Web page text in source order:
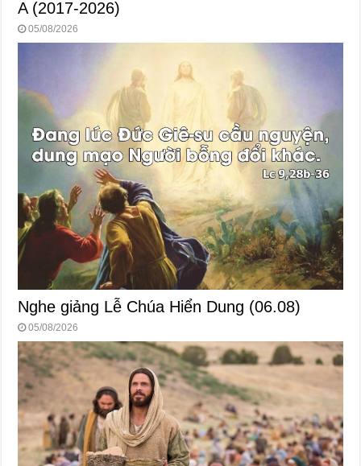
A (2017-2026)
05/08/2026
Nghe giảng Lễ Chúa Hiển Dung (06.08)
05/08/2026